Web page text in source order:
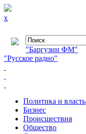
x
"Баргузин ФМ"
"Русское радио"
Политика и власть
Бизнес
Происшествия
Общество